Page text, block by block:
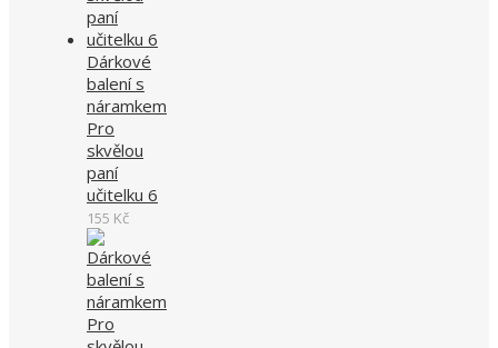
Dárkové
balení s
náramkem
Pro
skvělou
paní
učitelku 6
155 Kč